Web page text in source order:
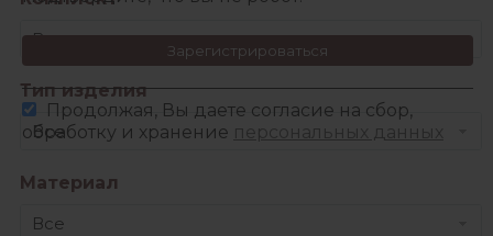
Все
Тип изделия
Все
Материал
Все
Зарегистрироваться
Продолжая, Вы даете согласие на сбор,
обработку и хранение